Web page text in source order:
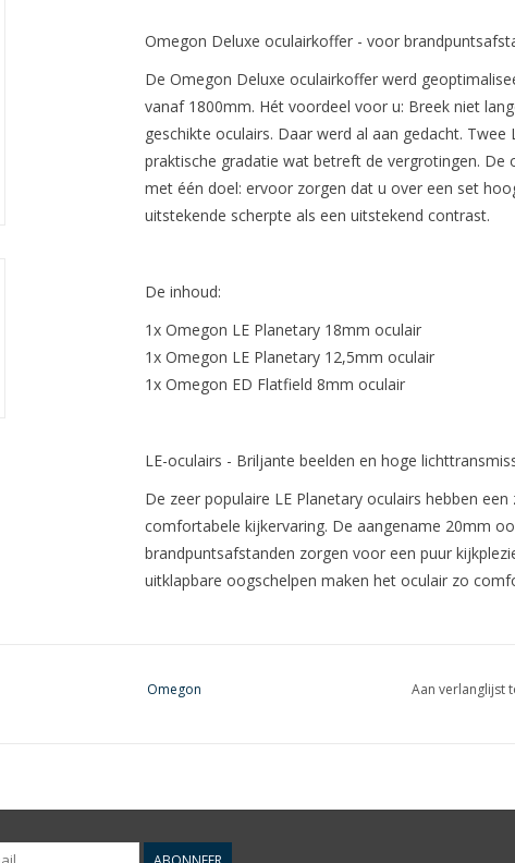
Omegon Deluxe oculairkoffer - voor
De Omegon Deluxe oculairkoffer werd
vanaf 1800mm. Hét voordeel voor u: Breek niet
geschikte oculairs. Daar werd al aan gedacht.
praktische gradatie wat betreft de vergrotingen. De
met één doel: ervoor zorgen dat u over een set
uitstekende scherpte als een uitstekend contrast.
De inhoud:
1x Omegon LE Planetary 18mm oculair
1x Omegon LE Planetary 12,5mm oculair
1x Omegon ED Flatfield 8mm oculair
LE-oculairs - Briljante beelden en hoge
De zeer populaire LE Planetary oculairs hebben
comfortabele kijkervaring. De aangename 20mm
brandpuntsafstanden zorgen voor een puur
uitklapbare oogschelpen maken het oculair zo
hoog contrast en scherpte die ver boven het
beeldhoek van 60° behoren deze oculairs tot de
Omegon Aan verlanglijst